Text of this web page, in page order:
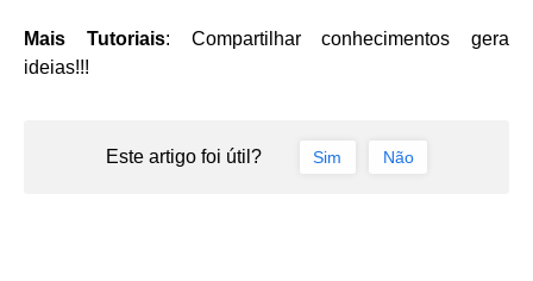
Mais Tutoriais: Compartilhar conhecimentos gera
ideias!!!
Este artigo foi útil? Sim Não